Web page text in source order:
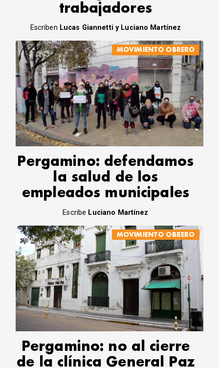
trabajadores
Escriben Lucas Giannetti y Luciano Martínez
MOVIMIENTO OBRERO
Pergamino: defendamos
la salud de los
empleados municipales
Escribe Luciano Martínez
MOVIMIENTO OBRERO
Pergamino: no al cierre
de la clínica General Paz